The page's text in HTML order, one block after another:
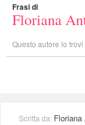
Frasi di
Floriana
Questo autore lo
Scritta da: